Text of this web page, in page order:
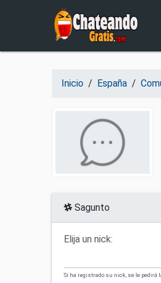
Salir del contenido
Inicio / España /
Sagunto
Elija un nick:
Si ha registrado su nick, se le pedirá